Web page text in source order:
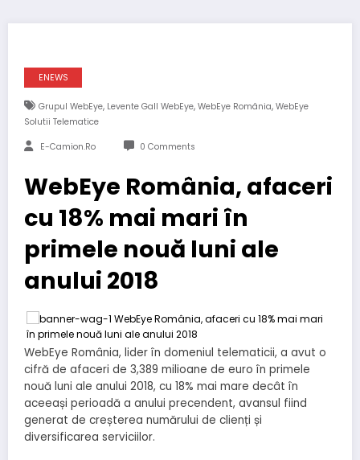
ENEWS
Grupul WebEye, Levente Gall WebEye, WebEye România, WebEye
Solutii Telematice
E-Camion.ro 0 Comments
WebEye România, afaceri
cu 18% mai mari în
primele nouă luni ale
anului 2018
WebEye România, lider în domeniul telematicii, a avut o
cifră de afaceri de 3,389 milioane de euro în primele
nouă luni ale anului 2018, cu 18% mai mare decât în
aceeași perioadă a anului precendent, avansul fiind
generat de creșterea numărului de clienți și
diversificarea serviciilor.